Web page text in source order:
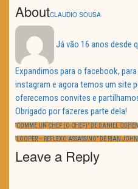
AboutCLAUDIO SOUSA
Já vão 16 anos desde
Expandimos para o facebook,
instagram e agora temos um site
oferecemos convites e
Obrigado por fazeres parte dela!
Navegação
de
artigos
PREVIOUS
“COMME UN CHEF (O CHEF)” DE DANIEL
NEXT
“LOOPER – REFLEXO ASSASSINO” DE RIAN
Leave a Reply